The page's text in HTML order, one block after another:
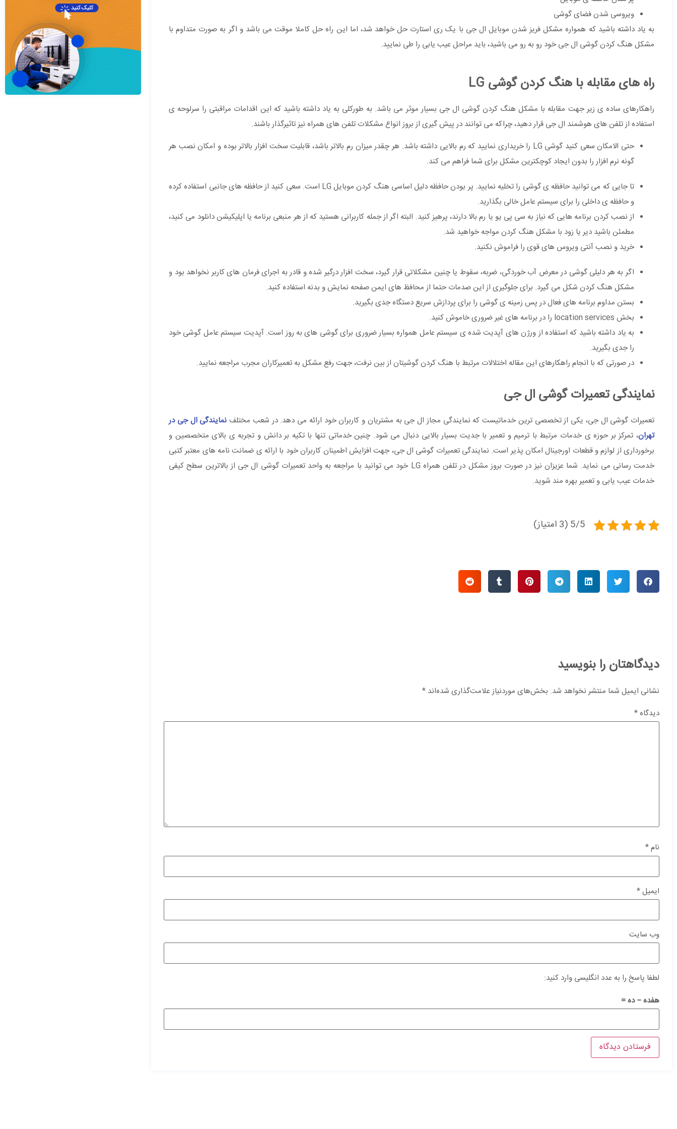
ویروسی شدن فضای گوشی
به یاد داشته باشید که همواره مشکل فریز شدن موبایل ال جی با یک ری استارت حل خواهد شد، اما این راه حل کاملا موقت می باشد و اگر به صورت متداوم با
مشکل هنگ کردن گوشی ال جی خود رو به رو می باشید، باید مراحل عیب یابی را طی نمایید.
راه های مقابله با هنگ کردن گوشی LG
راهکارهای ساده ی زیر جهت مقابله با مشکل هنگ کردن گوشی ال جی بسیار موثر می باشد. به طورکلی به یاد داشته باشید که این اقدامات مراقبتی را سرلوحه ی
استفاده از تلفن های هوشمند ال جی قرار دهید، چراکه می توانند در پیش گیری از بروز انواع مشکلات تلفن های همراه نیز تاثیرگذار باشند.
حتی الامکان سعی کنید گوشی LG را خریداری نمایید که رم بالایی داشته باشد. هر چقدر میزان رم بالاتر باشد، قابلیت سخت افزار بالاتر بوده و امکان نصب هر
گونه نرم افزار را بدون ایجاد کوچکترین مشکل برای شما فراهم می کند.
تا جایی که می توانید حافظه ی گوشی را تخلیه نمایید. پر بودن حافظه دلیل اساسی هنگ کردن موبایل LG است. سعی کنید از حافظه های جانبی استفاده کرده
و حافظه ی داخلی را برای سیستم عامل خالی بگذارید.
از نصب کردن برنامه هایی که نیاز به سی پی یو یا رم بالا دارند، پرهیز کنید. البته اگر از جمله کاربرانی هستید که از هر منبعی برنامه یا اپلیکیشن دانلود می کنید،
مطمئن باشید دیر یا زود با مشکل هنگ کردن مواجه خواهید شد.
خرید و نصب آنتی ویروس های قوی را فراموش نکنید.
اگر به هر دلیلی گوشی در معرض آب خوردگی، ضربه، سقوط یا چنین مشکلاتی قرار گیرد، سخت افزار درگیر شده و قادر به اجرای فرمان های کاربر نخواهد بود و
مشکل هنگ کردن شکل می گیرد. برای جلوگیری از این صدمات حتما از محافظ های ایمن صفحه نمایش و بدنه استفاده کنید.
بستن مداوم برنامه های فعال در پس زمینه ی گوشی را برای پردازش سریع دستگاه جدی بگیرید.
بخش location services را در برنامه های غیر ضروری خاموش کنید.
به یاد داشته باشید که استفاده از ورژن های آپدیت شده ی سیستم عامل همواره بسیار ضروری برای گوشی های به روز است. آپدیت سیستم عامل گوشی خود
را جدی بگیرید.
در صورتی که با انجام راهکارهای این مقاله اختلالات مرتبط با هنگ کردن گوشیتان از بین نرفت، جهت رفع مشکل به تعمیرکاران مجرب مراجعه نمایید.
نمایندگی تعمیرات گوشی ال جی
تعمیرات گوشی ال جی، یکی از تخصصی ترین خدماتیست که نمایندگی مجاز ال جی به مشتریان و کاربران خود ارائه می دهد. در شعب مختلف نمایندگی ال جی در
تهران، تمرکز بر حوزه ی خدمات مرتبط با ترمیم و تعمیر با جدیت بسیار بالایی دنبال می شود. چنین خدماتی تنها با تکیه بر دانش و تجربه ی بالای متخصصین و
برخورداری از لوازم و قطعات اورجینال امکان پذیر است. نمایندگی تعمیرات گوشی ال جی، جهت افزایش اطمینان کاربران خود با ارائه ی ضمانت نامه های معتبر کتبی
خدمت رسانی می نماید. شما عزیزان نیز در صورت بروز مشکل در تلفن همراه LG خود می توانید با مراجعه به واحد تعمیرات گوشی ال جی از بالاترین سطح کیفی
خدمات عیب یابی و تعمیر بهره مند شوید.
5/5 (3 امتیاز)
دیدگاهتان را بنویسید
نشانی ایمیل شما منتشر نخواهد شد. بخش‌های موردنیاز علامت‌گذاری شده‌اند *
دیدگاه*
نام*
ایمیل*
وب‌ سایت
لطفا پاسخ را به عدد انگلیسی وارد کنید:
هفده − ده =